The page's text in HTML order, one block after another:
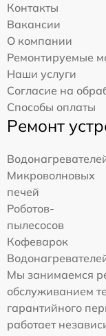
Контакты
Вакансии
О компании
Ремонтируемые
Наши услуги
Согласие на
Способы оплаты
Ремонт
Микроволновых
печей
Роботов-
пылесосов
Кофеварок
Мы занимаемся
обслуживанием
гарантийного
работает